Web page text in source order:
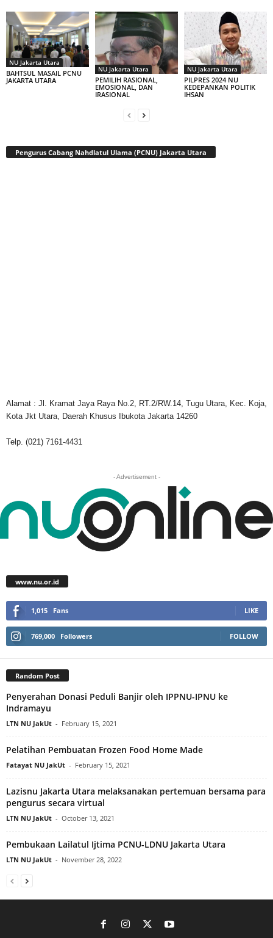
NU Jakarta Utara
BAHTSUL MASAIL PCNU
JAKARTA UTARA
NU Jakarta Utara
PEMILIH RASIONAL,
EMOSIONAL, DAN
IRASIONAL
NU Jakarta Utara
PILPRES 2024 NU
KEDEPANKAN POLITIK
IHSAN
Pengurus Cabang Nahdlatul Ulama (PCNU) Jakarta Utara
Alamat : Jl. Kramat Jaya Raya No.2, RT.2/RW.14, Tugu Utara, Kec. Koja,
Kota Jkt Utara, Daerah Khusus Ibukota Jakarta 14260
Telp. (021) 7161-4431
- Advertisement -
www.nu.or.id
1,015 Fans LIKE
769,000 Followers FOLLOW
Random Post
Penyerahan Donasi Peduli Banjir oleh IPPNU-IPNU ke
Indramayu
LTN NU JakUt - February 15, 2021
Pelatihan Pembuatan Frozen Food Home Made
Fatayat NU JakUt - February 15, 2021
Lazisnu Jakarta Utara melaksanakan pertemuan bersama para
pengurus secara virtual
LTN NU JakUt - October 13, 2021
Pembukaan Lailatul Ijtima PCNU-LDNU Jakarta Utara
LTN NU JakUt - November 28, 2022